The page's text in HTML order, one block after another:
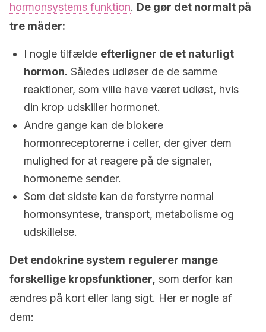
hormonsystems funktion. De gør det normalt på
tre måder:
I nogle tilfælde efterligner de et naturligt
hormon. Således udløser de de samme
reaktioner, som ville have været udløst, hvis
din krop udskiller hormonet.
Andre gange kan de blokere
hormonreceptorerne i celler, der giver dem
mulighed for at reagere på de signaler,
hormonerne sender.
Som det sidste kan de forstyrre normal
hormonsyntese, transport, metabolisme og
udskillelse.
Det endokrine system regulerer mange
forskellige kropsfunktioner, som derfor kan
ændres på kort eller lang sigt. Her er nogle af
dem: